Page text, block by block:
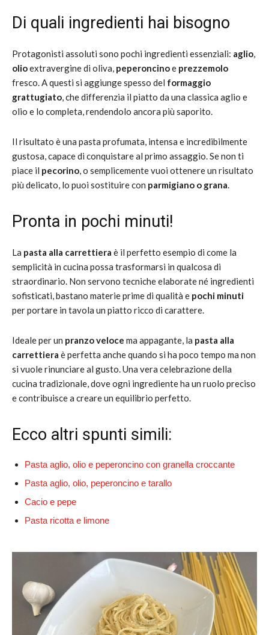
Di quali ingredienti hai bisogno
Protagonisti assoluti sono pochi ingredienti essenziali: aglio,
olioextravergine di oliva, peperoncinoe prezzemolo
fresco. A questi si aggiunge spesso del formaggio
grattugiato, che differenzia il piatto da una classica aglio e
olio e lo completa, rendendolo ancora più saporito.
Il risultato è una pasta profumata, intensa e incredibilmente
gustosa, capace di conquistare al primo assaggio. Se non ti
piace il pecorino, o semplicemente vuoi ottenere un risultato
più delicato, lo puoi sostituire con parmigiano o grana.
Pronta in pochi minuti!
La pasta alla carrettiera è il perfetto esempio di come la
semplicità in cucina possa trasformarsi in qualcosa di
straordinario. Non servono tecniche elaborate né ingredienti
sofisticati, bastano materie prime di qualità e pochi minuti
per portare in tavola un piatto ricco di carattere.
Ideale per un pranzo veloce ma appagante, la pasta alla
carrettiera è perfetta anche quando si ha poco tempo ma non
si vuole rinunciare al gusto. Una vera celebrazione della
cucina tradizionale, dove ogni ingrediente ha un ruolo preciso
e contribuisce a creare un equilibrio perfetto.
Ecco altri spunti simili:
Pasta aglio, olio e peperoncino con granella croccante
Pasta aglio, olio, peperoncino e tarallo
Cacio e pepe
Pasta ricotta e limone